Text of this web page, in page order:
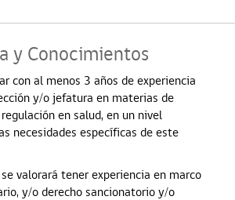
y Conocimientos
con al menos 3 años de experiencia
y/o jefatura en materias de
en salud, en un nivel
necesidades específicas de este
valorará tener experiencia en marco
y/o derecho sancionatorio y/o